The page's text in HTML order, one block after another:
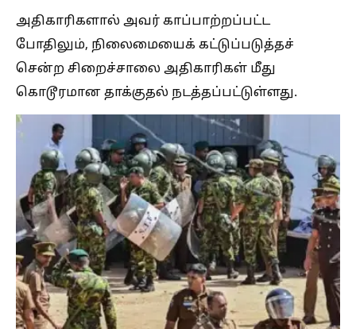
அதிகாரிகளால் அவர் காப்பாற்றப்பட்ட
போதிலும், நிலைமையைக் கட்டுப்படுத்தச்
சென்ற சிறைச்சாலை அதிகாரிகள் மீது
கொடூரமான தாக்குதல் நடத்தப்பட்டுள்ளது.